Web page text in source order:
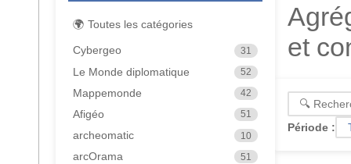
🌍 Toutes les catégories
Cybergeo 31
Le Monde diplomatique 52
Mappemonde 42
Afigéo 51
archeomatic 10
arcOrama 51
et
Période :